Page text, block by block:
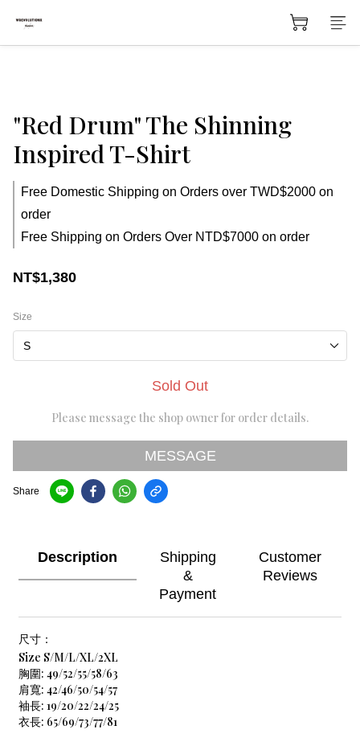
"Red Drum" The Shinning
Inspired T-Shirt
Free Domestic Shipping on Orders over TWD$2000 on
order
Free Shipping on Orders Over NTD$7000 on order
NT$1,380
Size
Sold Out
Please message the shop owner for order details.
MESSAGE
Share
Description
Shipping
&
Payment
Customer
Reviews
尺寸：
Size S/M/L/XL/2XL
胸圍: 49/52/55/58/63
肩寬: 42/46/50/54/57
袖長: 19/20/22/24/25
衣長: 65/69/73/77/81